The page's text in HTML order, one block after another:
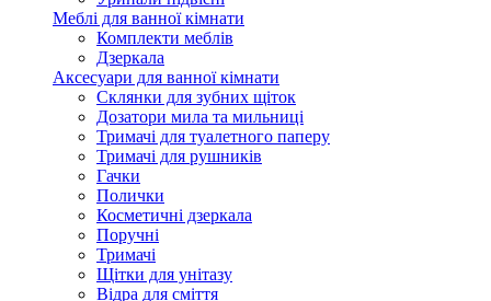
Меблі для ванної кімнати
Комплекти меблів
Дзеркала
Аксесуари для ванної кімнати
Склянки для зубних щіток
Дозатори мила та мильниці
Тримачі для туалетного паперу
Тримачі для рушників
Гачки
Полички
Косметичні дзеркала
Поручні
Тримачі
Щітки для унітазу
Відра для сміття